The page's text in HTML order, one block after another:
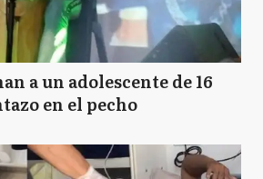
a un adolescente de 16
en el pecho